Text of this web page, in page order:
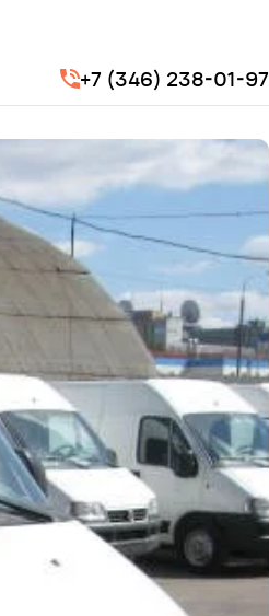
+7 (346) 238-01-97